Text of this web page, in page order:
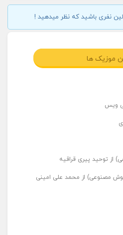
نفری باشید که نظر میدهید !
موزیک ها
ویس
از توحید پیری قراقیه
مصنوعی) از محمد علی امینی